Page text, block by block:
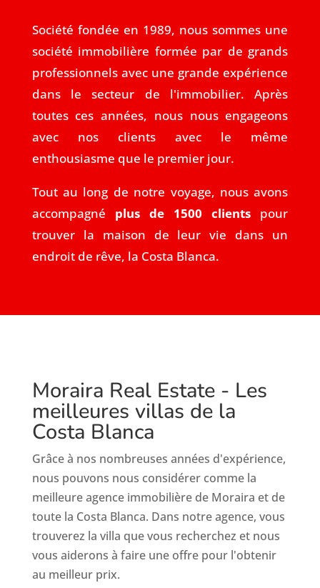
Société fondée en 1989, nous sommes une
société immobilière formée par de grands
professionnels avec une grande expérience
dans le secteur de l'immobilier. Après
toutes ces années, nous nous engageons
avec nos clients avec le même
enthousiasme que le premier jour.
Tout au long de notre voyage, nous avons
accompagné plus de 1500 clients pour
trouver la maison de leur vie dans un
endroit de rêve, la Costa Blanca.
Moraira Real Estate - Les
meilleures villas de la
Costa Blanca
Grâce à nos nombreuses années d'expérience,
nous pouvons nous considérer comme la
meilleure agence immobilière de Moraira et de
toute la Costa Blanca. Dans notre agence, vous
trouverez la villa que vous recherchez et nous
vous aiderons à faire une offre pour l'obtenir
au meilleur prix.